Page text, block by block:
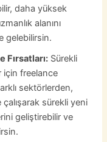
daha yüksek
alanını
gelebilirsin.
Fırsatları: Sürekli
için freelance
sektörlerden,
sürekli yeni
geliştirebilir ve